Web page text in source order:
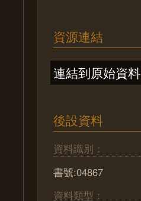
資源連結
連結到原始資料
後設資料
資料識別：
書號:04867
資料類型：